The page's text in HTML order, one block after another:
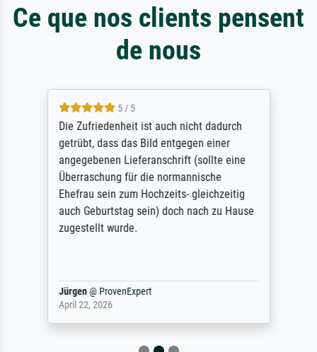
Ce que nos clients pensent
de nous
5 / 5
Die Zufriedenheit ist auch nicht dadurch
getrübt, dass das Bild entgegen einer
angegebenen Lieferanschrift (sollte eine
Überraschung für die normannische
Ehefrau sein zum Hochzeits- gleichzeitig
auch Geburtstag sein) doch nach zu Hause
zugestellt wurde.
Jürgen@ ProvenExpert
April 22, 2026